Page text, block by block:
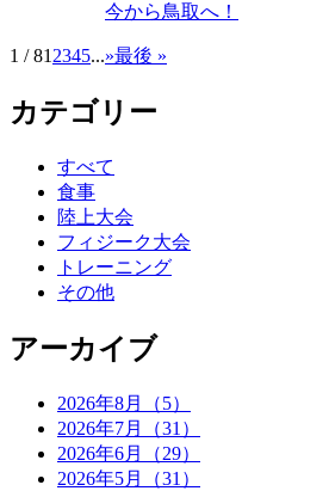
今から鳥取へ！
1 / 812345...»最後 »
カテゴリー
すべて
食事
陸上大会
フィジーク大会
トレーニング
その他
アーカイブ
2026年8月（5）
2026年7月（31）
2026年6月（29）
2026年5月（31）